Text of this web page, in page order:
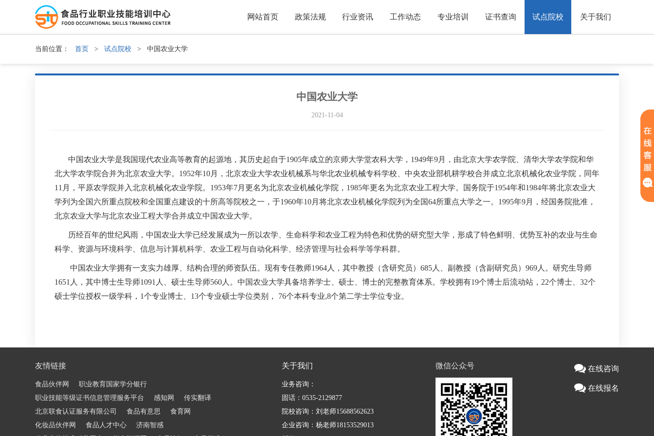
网站首页 政策法规 行业资讯 工作动态 专业培训 证书查询 试点院校 关于我们
当前位置： 首页 > 试点院校 > 中国农业大学
中国农业大学
2021-11-04
中国农业大学是我国现代农业高等教育的起源地，其历史起自于1905年成立的京师大学堂农科大学，1949年9月，由北京大学农学院、清华大学农学院和华
北大学农学院合并为北京农业大学。1952年10月，北京农业大学农业机械系与华北农业机械专科学校、中央农业部机耕学校合并成立北京机械化农业学院，同年
11月，平原农学院并入北京机械化农业学院。1953年7月更名为北京农业机械化学院，1985年更名为北京农业工程大学。国务院于1954年和1984年将北京农业大
学列为全国六所重点院校和全国重点建设的十所高等院校之一，于1960年10月将北京农业机械化学院列为全国64所重点大学之一。1995年9月，经国务院批准，
北京农业大学与北京农业工程大学合并成立中国农业大学。
历经百年的世纪风雨，中国农业大学已经发展成为一所以农学、生命科学和农业工程为特色和优势的研究型大学，形成了特色鲜明、优势互补的农业与生命
科学、资源与环境科学、信息与计算机科学、农业工程与自动化科学、经济管理与社会科学等学科群。
中国农业大学拥有一支实力雄厚、结构合理的师资队伍。现有专任教师1964人，其中教授（含研究员）685人、副教授（含副研究员）969人。研究生导师
1651人，其中博士生导师1091人、硕士生导师560人。中国农业大学具备培养学士、硕士、博士的完整教育体系。学校拥有19个博士后流动站，22个博士、32个
硕士学位授权一级学科，1个专业博士、13个专业硕士学位类别， 76个本科专业,8个第二学士学位专业。
友情链接
食品伙伴网
职业教育国家学分银行
职业技能等级证书信息管理服务平台
感知网
传实翻译
北京联食认证服务有限公司
食品有意思
食育网
化妆品伙伴网
食品人才中心
济南智感
关于我们
业务咨询：
固话：0535-2129877
院校咨询：刘老师15688562623
企业咨询：杨老师18153529013
微信公众号 在线咨询
在线报名